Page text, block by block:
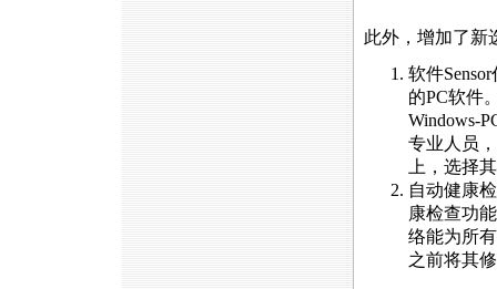
此外，增加了新
软件
的PC软件
Windows-
专业人员
上，选择
自动健康
康检查功
络能为所
之前将其